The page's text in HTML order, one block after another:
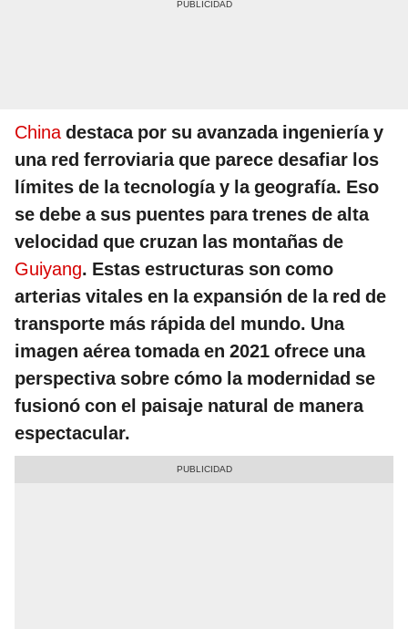
Chinadestaca por su avanzada ingeniería y
una red ferroviaria que parece desafiar los
límites de la tecnología y la geografía. Eso
se debe a sus puentes para trenes de alta
velocidad que cruzan las montañas de
Guiyang. Estas estructuras son como
arterias vitales en la expansión de la red de
transporte más rápida del mundo. Una
imagen aérea tomada en 2021 ofrece una
perspectiva sobre cómo la modernidad se
fusionó con el paisaje natural de manera
espectacular.